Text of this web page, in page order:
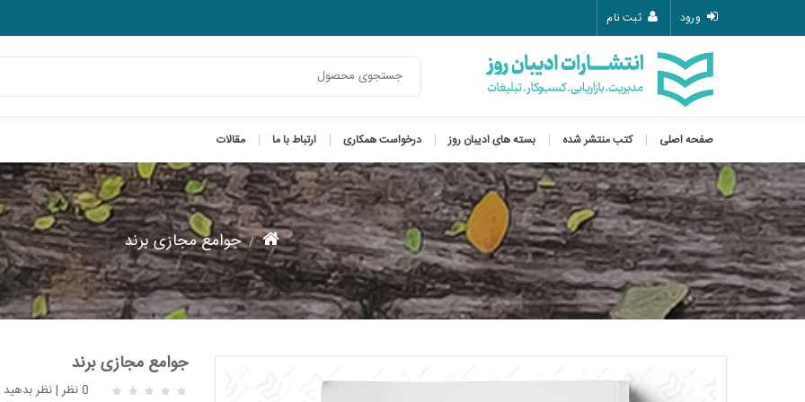
ورود ثبت نام
صفحه اصلی کتب منتشر شده بسته های ادیبان روز درخواست همکاری ارتباط با ما مقالات
جوامع مجازی برند
جوامع مجازی برند
0 نظر |نظر بدهید